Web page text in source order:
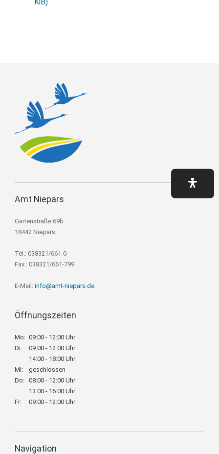
Amt Niepars
Gartenstraße 69b
18442 Niepars
Tel.: 038321/661-0
Fax.: 038321/661-799
E-Mail: info@amt-niepars.de
Öffnungszeiten
Mo: 09:00 - 12:00 Uhr
Di:
09:00 - 12:00 Uhr
14:00 - 18:00 Uhr
Mi:
geschlossen
Do: 08:00 - 12:00 Uhr
13:00 - 16:00 Uhr
Fr:
09:00 - 12:00 Uhr
Navigation